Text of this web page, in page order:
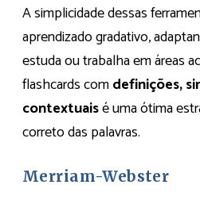
A simplicidade dessas
aprendizado gradativo,
estuda ou trabalha em áreas
flashcards comdefinições,
contextuaisé uma ótima
correto das palavras.
Merriam-Webster